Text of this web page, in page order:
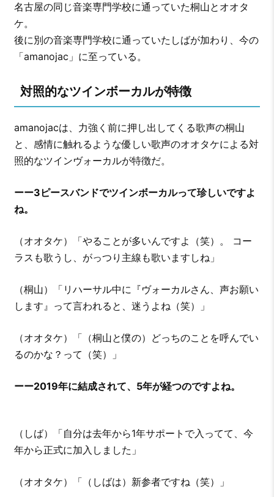
名古屋の同じ音楽専門学校に通っていた桐山とオオタ
ケ。
後に別の音楽専門学校に通っていたしばが加わり、今の
「amanojac」に至っている。
対照的なツインボーカルが特徴
amanojacは、力強く前に押し出してくる歌声の桐山
と、感情に触れるような優しい歌声のオオタケによる対
照的なツインヴォーカルが特徴だ。
ーー3ピースバンドでツインボーカルって珍しいですよ
ね。
（オオタケ）「やることが多いんですよ（笑）。 コー
ラスも歌うし、がっつり主線も歌いますしね」
（桐山）「リハーサル中に『ヴォーカルさん、声お願い
します』って言われると、迷うよね（笑）」
（オオタケ）「（桐山と僕の）どっちのことを呼んでい
るのかな？って（笑）」
ーー2019年に結成されて、5年が経つのですよね。
（しば）「自分は去年から1年サポートで入ってて、今
年から正式に加入しました」
（オオタケ）「（しばは）新参者ですね（笑）」